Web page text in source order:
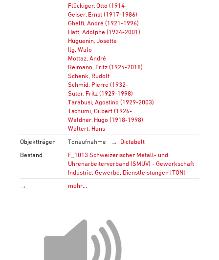
Flückiger, Otto (1914-
Geiser, Ernst (1917-1986)
Ghelfi, André (1921-1996)
Hatt, Adolphe (1924-2001)
Huguenin, Josette
Ilg, Walo
Mottaz, André
Reimann, Fritz (1924-2018)
Schenk, Rudolf
Schmid, Pierre (1932-
Suter, Fritz (1929-1998)
Tarabusi, Agostino (1929-2003)
Tschumi, Gilbert (1926-
Waldner, Hugo (1918-1998)
Waltert, Hans
Objektträger
Tonaufnahme
Dictabelt
Bestand
F_1013 Schweizerischer Metall- und
Uhrenarbeiterverband (SMUV) - Gewerkschaft
Industrie, Gewerbe, Dienstleistungen [TON]
→
mehr…